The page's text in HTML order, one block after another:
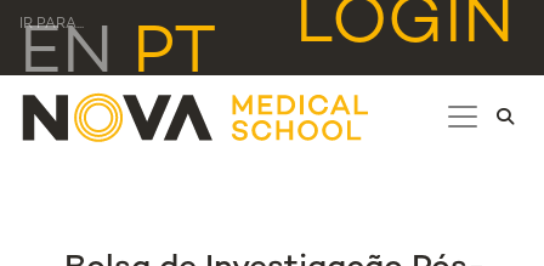
IR PARA... LOGIN
EN PT